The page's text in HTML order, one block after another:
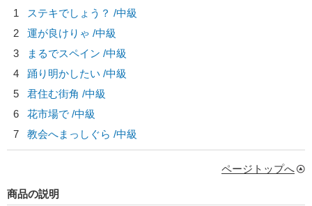
1
ステキでしょう？ /中級
2
運が良けりゃ /中級
3
まるでスペイン /中級
4
踊り明かしたい /中級
5
君住む街角 /中級
6
花市場で /中級
7
教会へまっしぐら /中級
ページトップへ
商品の説明